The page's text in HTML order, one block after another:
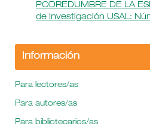
PODREDUMBRE DE LA
de Investigación USAL:
Información
Para lectores/as
Para autores/as
Para bibliotecarios/as